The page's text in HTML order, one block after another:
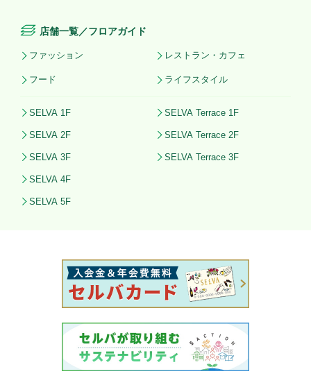
店舗一覧／フロアガイド
ファッション レストラン・カフェ
フード ライフスタイル
SELVA 1F
SELVA 2F
SELVA 3F
SELVA 4F
SELVA 5F
SELVA Terrace 1F
SELVA Terrace 2F
SELVA Terrace 3F